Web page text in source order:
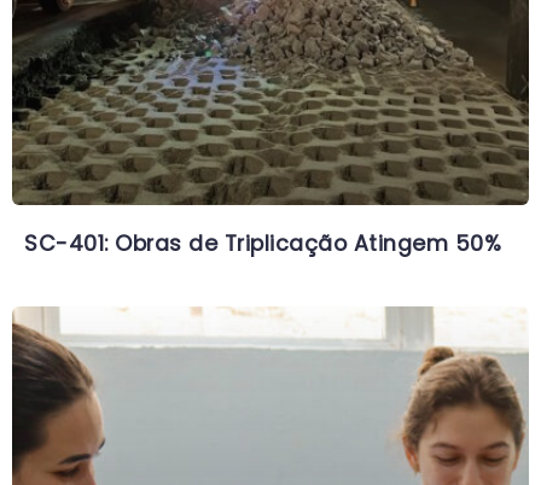
SC-401: Obras de Triplicação Atingem 50%